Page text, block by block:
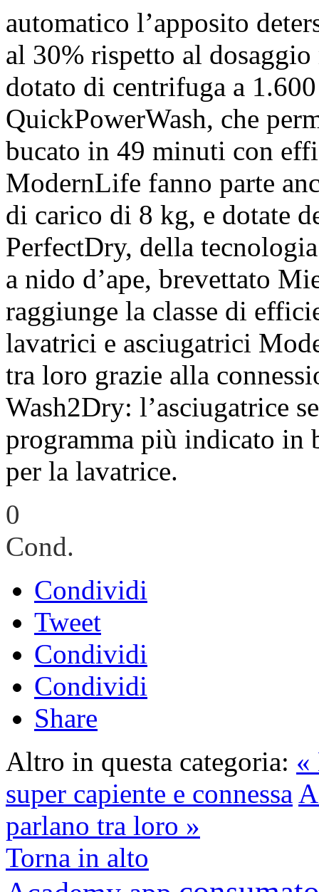
automatico l’apposito
al 30% rispetto al
dotato di centrifuga a
QuickPowerWash, che
bucato in 49 minuti con
ModernLife fanno parte
di carico di 8 kg, e dotate
PerfectDry, della
a nido d’ape, brevettato
raggiunge la classe di
lavatrici e asciugatrici
tra loro grazie alla
Wash2Dry: l’asciugatrice
programma più indicato in
per la lavatrice.
0
Cond.
Condividi
Tweet
Condividi
Condividi
Share
Altro in questa categoria: «
super capiente e connessa
parlano tra loro »
Torna in alto